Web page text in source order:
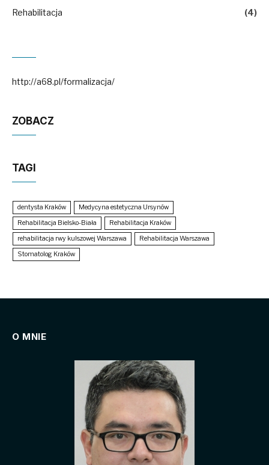
Rehabilitacja
(4)
http://a68.pl/formalizacja/
ZOBACZ
TAGI
dentysta Kraków
Medycyna estetyczna Ursynów
Rehabilitacja Bielsko-Biała
Rehabilitacja Kraków
rehabilitacja rwy kulszowej Warszawa
Rehabilitacja Warszawa
Stomatolog Kraków
O MNIE